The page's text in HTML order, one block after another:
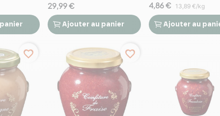
29,99 €
 
Ajouter au panier
4,86 € 13,89 €/kg
 
Ajouter au
favorite_border favorite_border